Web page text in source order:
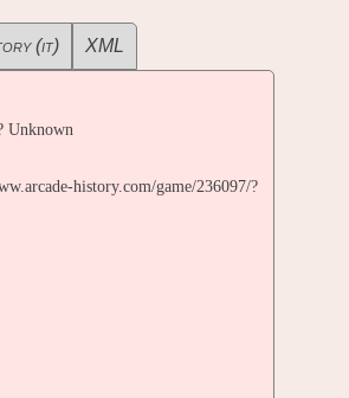
(it) XML
Unknown
history.com/game/236097/?